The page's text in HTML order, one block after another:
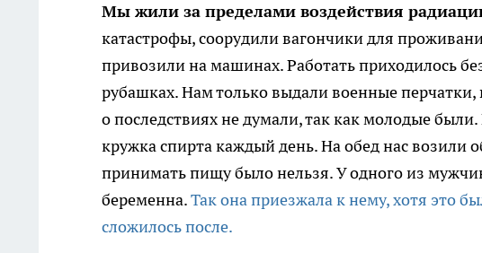
Мы жили за пределами воздействия
катастрофы, соорудили вагончики для
привозили на машинах. Работать приходилось
рубашках. Нам только выдали военные
о последствиях не думали, так как молодые
кружка спирта каждый день. На обед нас возили
принимать пищу было нельзя. У одного из
беременна.Так она приезжала к нему, хотя это
сложилось после.